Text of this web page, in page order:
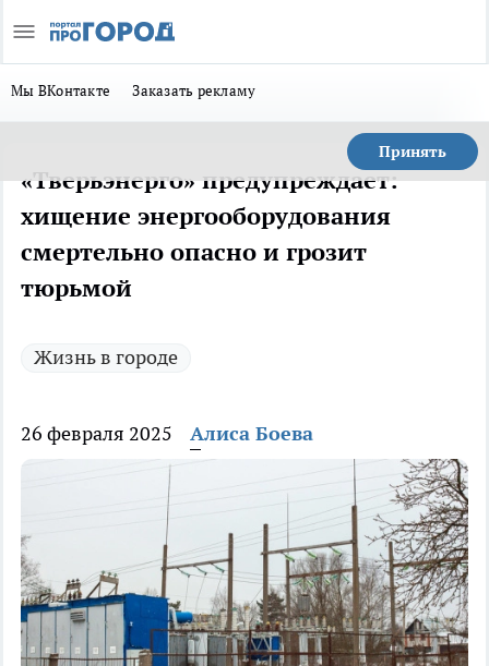
Мы ВКонтакте Заказать рекламу
Принять
«Тверьэнерго» предупреждает:
хищение энергооборудования
смертельно опасно и грозит
тюрьмой
Жизнь в городе
26 февраля 2025 Алиса Боева